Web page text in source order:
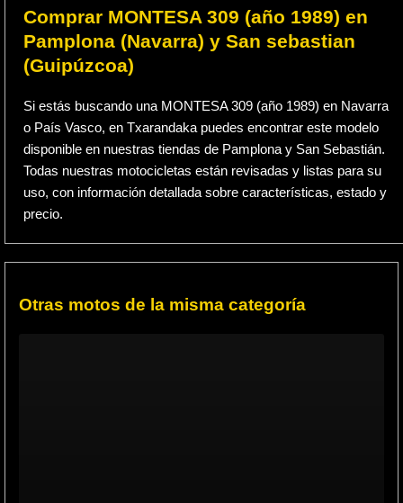
Comprar MONTESA 309 (año 1989) en
Pamplona (Navarra) y San sebastian
(Guipúzcoa)
Si estás buscando una MONTESA 309 (año 1989) en Navarra
o País Vasco, en Txarandaka puedes encontrar este modelo
disponible en nuestras tiendas de Pamplona y San Sebastián.
Todas nuestras motocicletas están revisadas y listas para su
uso, con información detallada sobre características, estado y
precio.
Otras motos de la misma categoría